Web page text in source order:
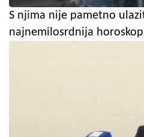
S njima nije pametno
najnemilosrdnija